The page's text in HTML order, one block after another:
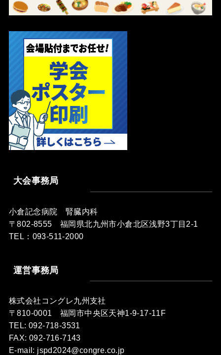
大会事務局
小倉記念病院 腎臓内科
〒802-8555 福岡県北九州市小倉北区浅野3丁目2-1
TEL：093-511-2000
運営事務局
株式会社コングレ九州支社
〒810-0001 福岡市中央区天神1-9-17-11F
TEL: 092-718-3531
FAX: 092-716-7143
E-mail: jspd2024@congre.co.jp